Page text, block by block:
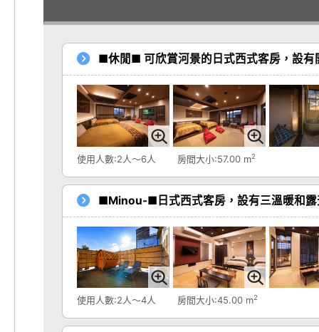
■休閒■ 可欣賞河景的日式西式客房，設有
使用人數:2人～6人 房間大小:57.00 m2
■Minou-■日式西式客房，設有三溫暖和露
使用人數:2人～4人 房間大小:45.00 m2